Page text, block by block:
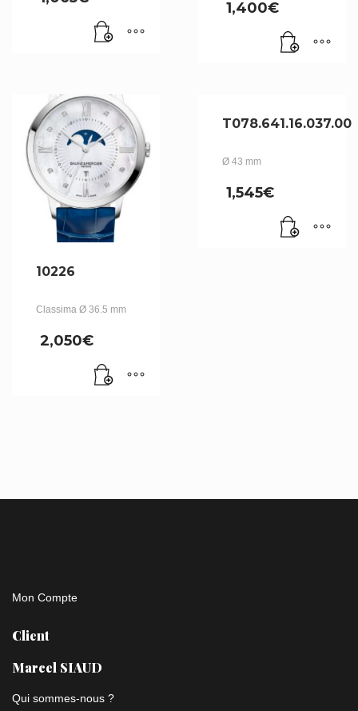
1,400€
10226
Classima Ø 36.5 mm
2,050€
T078.641.16.037.00
Ø 43 mm
1,545€
Mon Compte
Client
Marcel SIAUD
Qui sommes-nous ?